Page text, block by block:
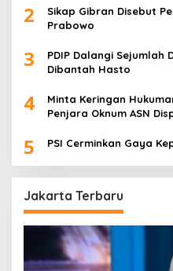
2
Sikap Gibran Disebut
Prabowo
3
PDIP Dalangi Sejumlah
Dibantah Hasto
4
Minta Keringan
5 PSI Cerminkan Gaya
Jakarta Terbaru